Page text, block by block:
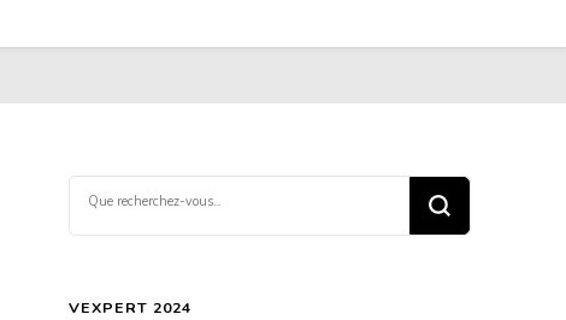
recherchiez
quelque
VEXPERT 2024